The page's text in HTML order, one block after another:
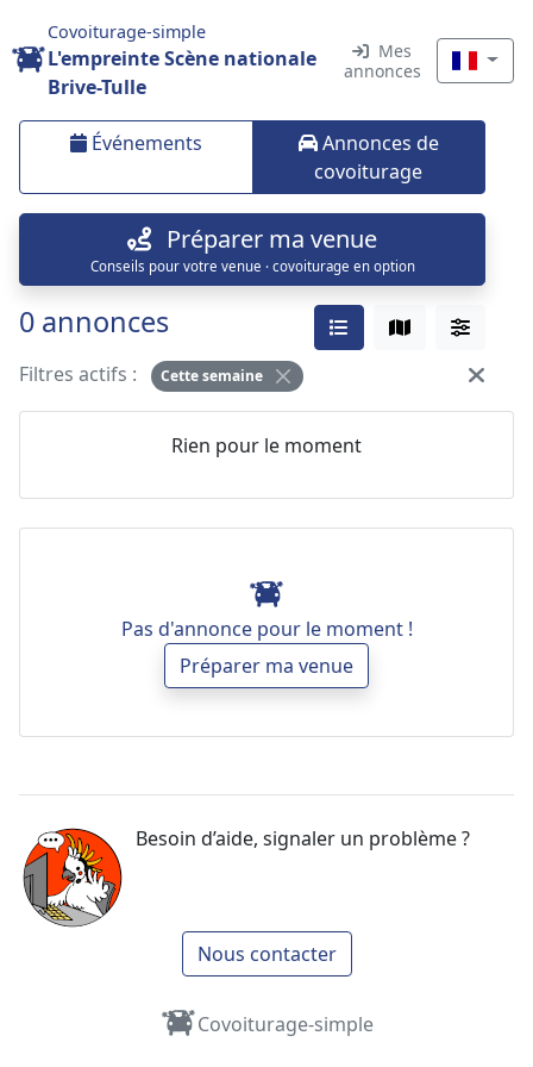
Covoiturage-simple
L'empreinte Scène nationale
Brive-Tulle
Mes
annonces
Événements
Annonces de
covoiturage
Préparer ma venue
Conseils pour votre venue · covoiturage en option
0 annonces
Filtres actifs : Cette semaine
Rien pour le moment
Pas d'annonce pour le moment !
Préparer ma venue
Besoin d’aide, signaler un problème ?
Nous contacter
Covoiturage-simple